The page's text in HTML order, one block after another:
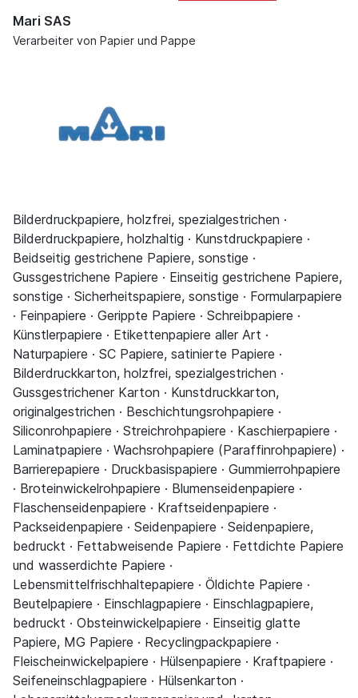
Mari SAS
Verarbeiter von Papier und Pappe
Bilderdruckpapiere, holzfrei, spezialgestrichen ·
Bilderdruckpapiere, holzhaltig · Kunstdruckpapiere ·
Beidseitig gestrichene Papiere, sonstige ·
Gussgestrichene Papiere · Einseitig gestrichene Papiere,
sonstige · Sicherheitspapiere, sonstige · Formularpapiere
· Feinpapiere · Gerippte Papiere · Schreibpapiere ·
Künstlerpapiere · Etikettenpapiere aller Art ·
Naturpapiere · SC Papiere, satinierte Papiere ·
Bilderdruckkarton, holzfrei, spezialgestrichen ·
Gussgestrichener Karton · Kunstdruckkarton,
originalgestrichen · Beschichtungsrohpapiere ·
Siliconrohpapiere · Streichrohpapiere · Kaschierpapiere ·
Laminatpapiere · Wachsrohpapiere (Paraffinrohpapiere) ·
Barrierepapiere · Druckbasispapiere · Gummierrohpapiere
· Broteinwickelrohpapiere · Blumenseidenpapiere ·
Flaschenseidenpapiere · Kraftseidenpapiere ·
Packseidenpapiere · Seidenpapiere · Seidenpapiere,
bedruckt · Fettabweisende Papiere · Fettdichte Papiere
und wasserdichte Papiere ·
Lebensmittelfrischhaltepapiere · Öldichte Papiere ·
Beutelpapiere · Einschlagpapiere · Einschlagpapiere,
bedruckt · Obsteinwickelpapiere · Einseitig glatte
Papiere, MG Papiere · Recyclingpackpapiere ·
Fleischeinwickelpapiere · Hülsenpapiere · Kraftpapiere ·
Seifeneinschlagpapiere · Hülsenkarton ·